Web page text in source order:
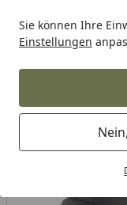
Sie können Ihre
Einstellungen
Startseite
Auto & Zweirad
Union